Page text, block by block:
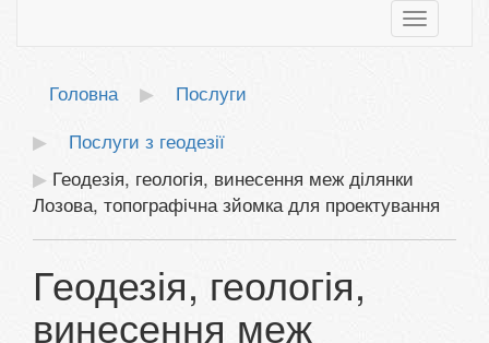
Toggle
Головна
Послуги
Послуги з геодезії
Геодезія, геологія, винесення меж ділянки
Лозова, топографічна зйомка для проектування
Геодезія, геологія,
винесення меж